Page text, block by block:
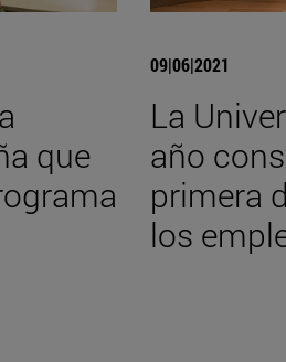
que
09|06|2021
La
año
primera
los